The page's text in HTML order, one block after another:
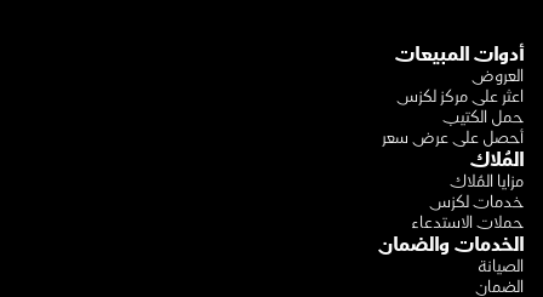
أدوات المبيعات
العروض
اعثر على مركز لكزس
حمل الكتيب
أحصل على عرض سعر
المُلاك
مزايا المُلاك
خدمات لكزس
حملات الاستدعاء
الخدمات والضمان
الصيانة
الضمان